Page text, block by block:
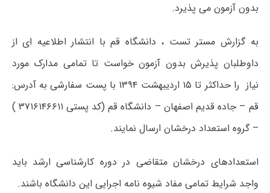
بدون آزمون می پذیرد.
به گزارش مستر تست ، دانشگاه قم با انتشار اطلاعیه ای از
داوطلبان پذیرش بدون آزمون خواست تا تمامی مدارک مورد
نیاز را حداکثر تا ۱۵ اردیبهشت ۱۳۹۴ با پست سفارشی به آدرس:
قم – جاده قدیم اصفهان – دانشگاه قم (کد پستی ۳۷۱۶۱۴۶۶۱۱ )
– گروه استعداد درخشان ارسال نمایند.
استعدادهای درخشان متقاضی در دوره کارشناسی ارشد باید
واجد شرایط تمامی مفاد شیوه نامه اجرایی این دانشگاه باشند.